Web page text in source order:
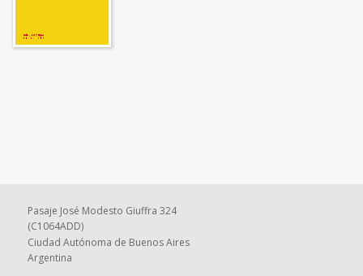
Pasaje José Modesto Giuffra 324
(C1064ADD)
Ciudad Autónoma de Buenos Aires
Argentina